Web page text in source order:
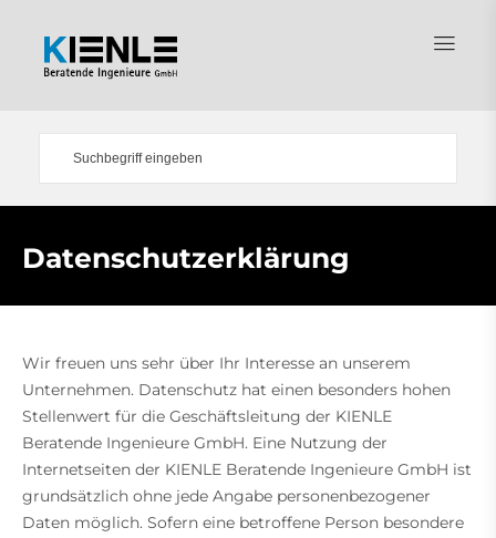
Datenschutzerklärung
Wir freuen uns sehr über Ihr Interesse an unserem
Unternehmen. Datenschutz hat einen besonders hohen
Stellenwert für die Geschäftsleitung der KIENLE
Beratende Ingenieure GmbH. Eine Nutzung der
Internetseiten der KIENLE Beratende Ingenieure GmbH ist
grundsätzlich ohne jede Angabe personenbezogener
Daten möglich. Sofern eine betroffene Person besondere